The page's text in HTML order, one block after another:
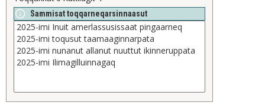
Sammisat toqqarneqarsinnaasut